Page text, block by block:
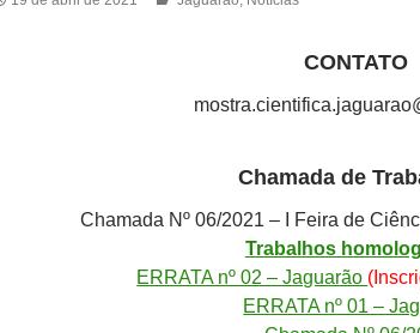
CONTATO
Chamada de
Chamada Nº 06/2021 – I Feira de
Trabalhos
ERRATA nº 02 – Jaguarão
ERRATA nº 01 –